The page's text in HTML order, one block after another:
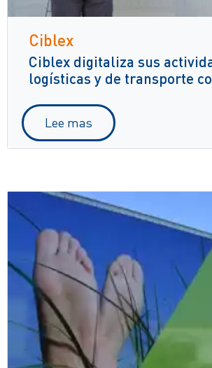
Ciblex
Ciblex digitaliza sus
logísticas y de transporte
Lee mas